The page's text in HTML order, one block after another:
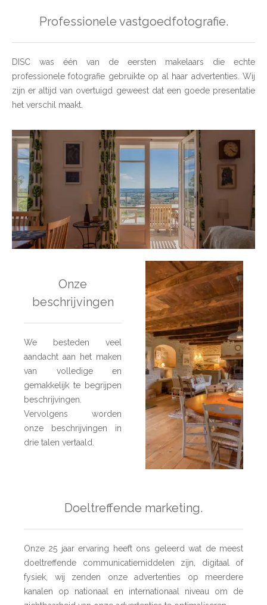
Professionele vastgoedfotografie.
DISC was één van de eersten makelaars die echte
professionele fotografie gebruikte op al haar advertenties. Wij
zijn er altijd van overtuigd geweest dat een goede presentatie
het verschil maakt.
Onze
beschrijvingen
We besteden veel
aandacht aan het maken
van volledige en
gemakkelijk te begrijpen
beschrijvingen.
Vervolgens worden
onze beschrijvingen in
drie talen vertaald.
Doeltreffende marketing.
Onze 25 jaar ervaring heeft ons geleerd wat de meest
doeltreffende communicatiemiddelen zijn, digitaal of
fysiek, wij zenden onze advertenties op meerdere
kanalen op nationaal en internationaal niveau om de